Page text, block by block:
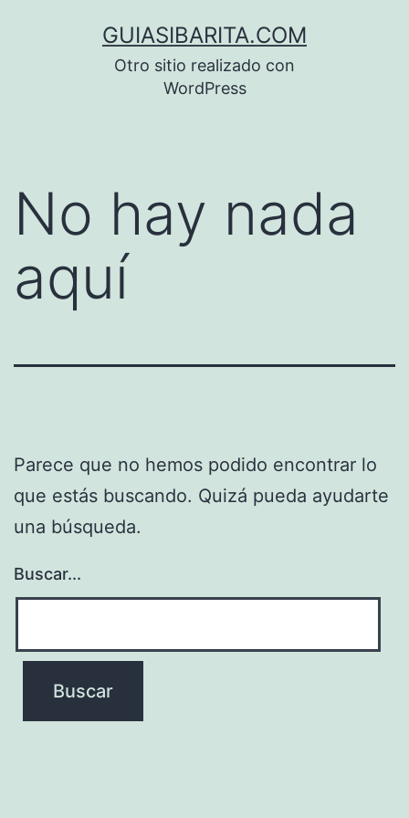
GUIASIBARITA.COM
Otro sitio realizado con
WordPress
No hay nada
aquí
Parece que no hemos podido encontrar lo
que estás buscando. Quizá pueda ayudarte
una búsqueda.
Buscar...